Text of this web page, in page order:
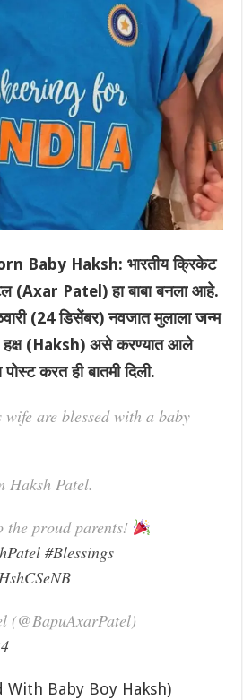
Baby Haksh: भारतीय क्रिकेट
(Axar Patel) हा बाबा बनला आहे.
(24 डिसेंबर) नवजात मुलाला जन्म
हक्ष (Haksh) असे करण्यात आले
करत ही बातमी दिली.
are blessed with a baby
Haksh Patel.
the proud parents!
#Blessings
(@BapuAxarPatel)
With Baby Boy Haksh)